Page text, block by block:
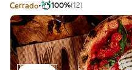
Cerrado 100%(12)